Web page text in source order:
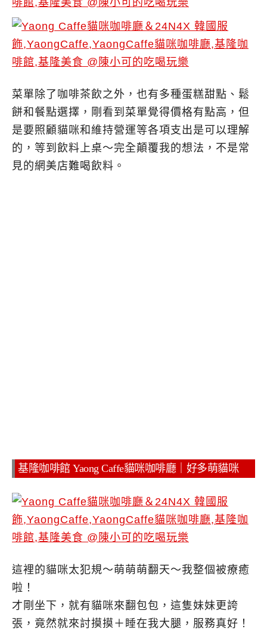
菜單除了咖啡茶飲之外，也有多種蛋糕甜點、鬆
餅和餐點選擇，剛看到菜單覺得價格有點高，但
是要照顧貓咪和維持營運等各項支出是可以理解
的，等到飲料上桌～完全顛覆我的想法，不是常
見的網美店難喝飲料。
基隆咖啡館 Yaong Caffe貓咪咖啡廳｜好多萌貓咪
這裡的貓咪太犯規～萌萌萌翻天～我整個被療癒
啦！
才剛坐下，就有貓咪來翻包包，這隻妹妹更誇
張，竟然就來討摸摸＋睡在我大腿，服務真好！